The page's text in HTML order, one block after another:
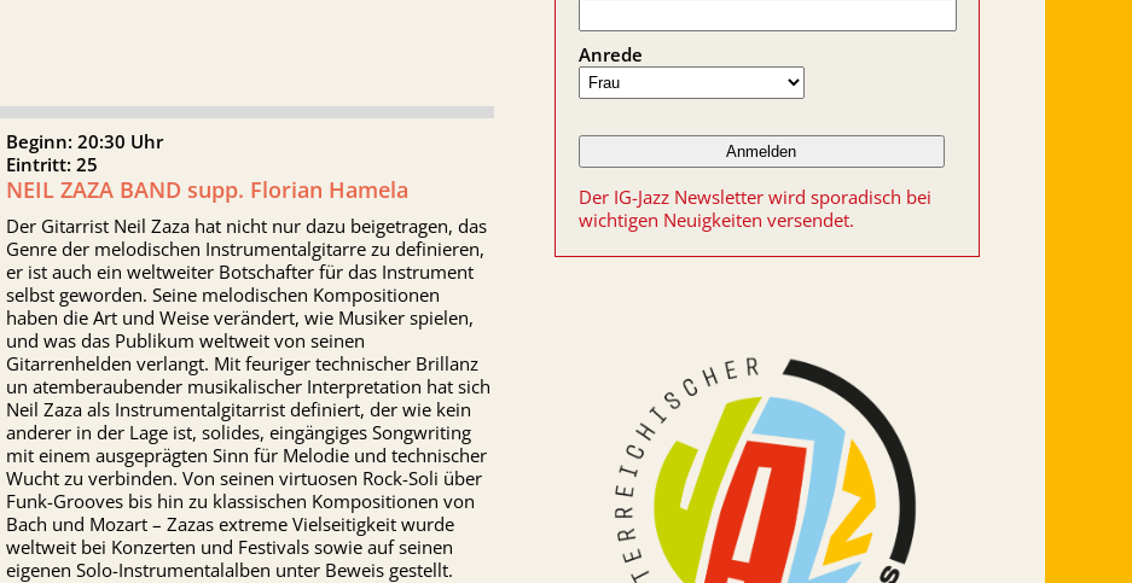
Beginn: 20:30 Uhr
Eintritt: 25
NEIL ZAZA BAND supp. Florian Hamela
Der Gitarrist Neil Zaza hat nicht nur dazu beigetragen, das
Genre der melodischen Instrumentalgitarre zu definieren,
er ist auch ein weltweiter Botschafter für das Instrument
selbst geworden. Seine melodischen Kompositionen
haben die Art und Weise verändert, wie Musiker spielen,
und was das Publikum weltweit von seinen
Gitarrenhelden verlangt. Mit feuriger technischer Brillanz
un atemberaubender musikalischer Interpretation hat sich
Neil Zaza als Instrumentalgitarrist definiert, der wie kein
anderer in der Lage ist, solides, eingängiges Songwriting
mit einem ausgeprägten Sinn für Melodie und technischer
Wucht zu verbinden. Von seinen virtuosen Rock-Soli über
Funk-Grooves bis hin zu klassischen Kompositionen von
Bach und Mozart – Zazas extreme Vielseitigkeit wurde
weltweit bei Konzerten und Festivals sowie auf seinen
eigenen Solo-Instrumentalalben unter Beweis gestellt.
Anrede
Der IG-Jazz Newsletter wird sporadisch bei
wichtigen Neuigkeiten versendet.